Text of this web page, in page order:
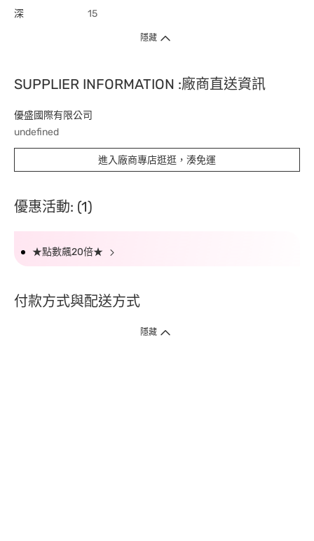
深 15
隱藏
SUPPLIER INFORMATION :廠商直送資訊
優盛國際有限公司
undefined
進入廠商專店逛逛，湊免運
優惠活動: (1)
★點數飆20倍★
付款方式與配送方式
隱藏